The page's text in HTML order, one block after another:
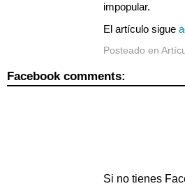
impopular.
El artículo sigue
Posteado en
Facebook comments:
Si no tienes